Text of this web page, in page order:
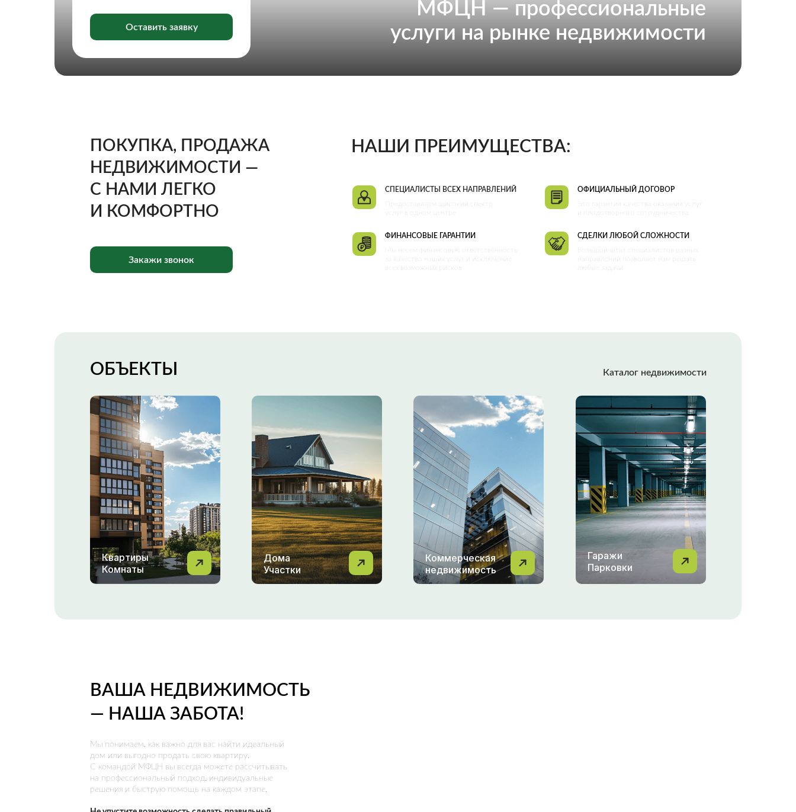
МФЦН — профессиональные
услуги на рынке недвижимости
Оставить заявку
НАШИ ПРЕИМУЩЕСТВА:
ПОКУПКА, ПРОДАЖА
НЕДВИЖИМОСТИ —
С НАМИ ЛЕГКО
И КОМФОРТНО
CДЕЛКИ ЛЮБОЙ СЛОЖНОСТИ
Большой штат специалистов разных
направлений позволяет нам решать
любые задачи
ФИНАНСОВЫЕ ГАРАНТИИ
Мы несем финансовую ответственность
за качество наших услуг и исключение
всех возможных рисков
Закажи звонок
Предоставляем широкий спектр
СПЕЦИАЛИСТЫ ВСЕХ НАПРАВЛЕНИЙ
Это гарантия качества оказания услуг
и плодотворного сотрудничества
ОФИЦИАЛЬНЫЙ ДОГОВОР
ОБЪЕКТЫ Каталог недвижимости
Гаражи
Парковки
Дома
Участки
Коммерческая
недвижимость
Квартиры
Комнаты
ВАША НЕДВИЖИМОСТЬ
— НАША ЗАБОТА!
Мы понимаем, как важно для вас найти идеальный
дом или выгодно продать свою квартиру.
С командой МФЦН вы всегда можете рассчитывать
на профессиональный подход, индивидуальные
решения и быструю помощь на каждом этапе.